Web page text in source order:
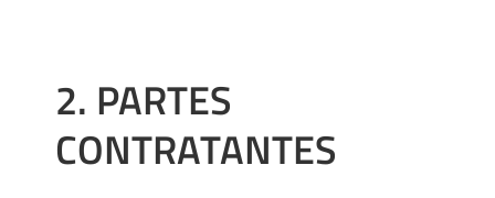
2. PARTES
CONTRATANTES